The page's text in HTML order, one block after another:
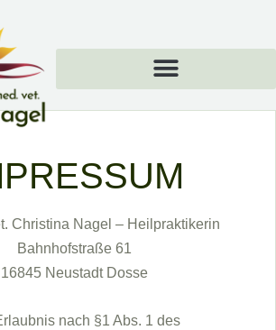
Christina Nagel – Heilpraktikerin
Bahnhofstraße 61
16845 Neustadt Dosse
nach §1 Abs. 1 des